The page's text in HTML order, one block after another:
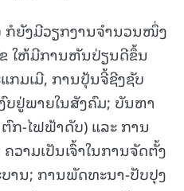
ກໍຍັງມີວຽກງານຈຳນວນໜຶ່ງ
ໃຫ້ມີການຫັນປ່ຽນດີຂຶ້ນ
ກມເມີ, ການປຸ້ນຈີ້ຊີງຊັບ
ບຢູ່ພາຍໃນສັງຄົມ; ບັນຫາ
ກ-ໄຟຟ້າດັບ) ແລະ ການ
າມເປັນເຈົ້າໃນການຈັດຕັ້ງ
ານ; ການພັດທະນາ-ປັບປຸງ